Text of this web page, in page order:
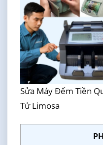
Sửa Máy Đếm Tiền
Tử Limosa